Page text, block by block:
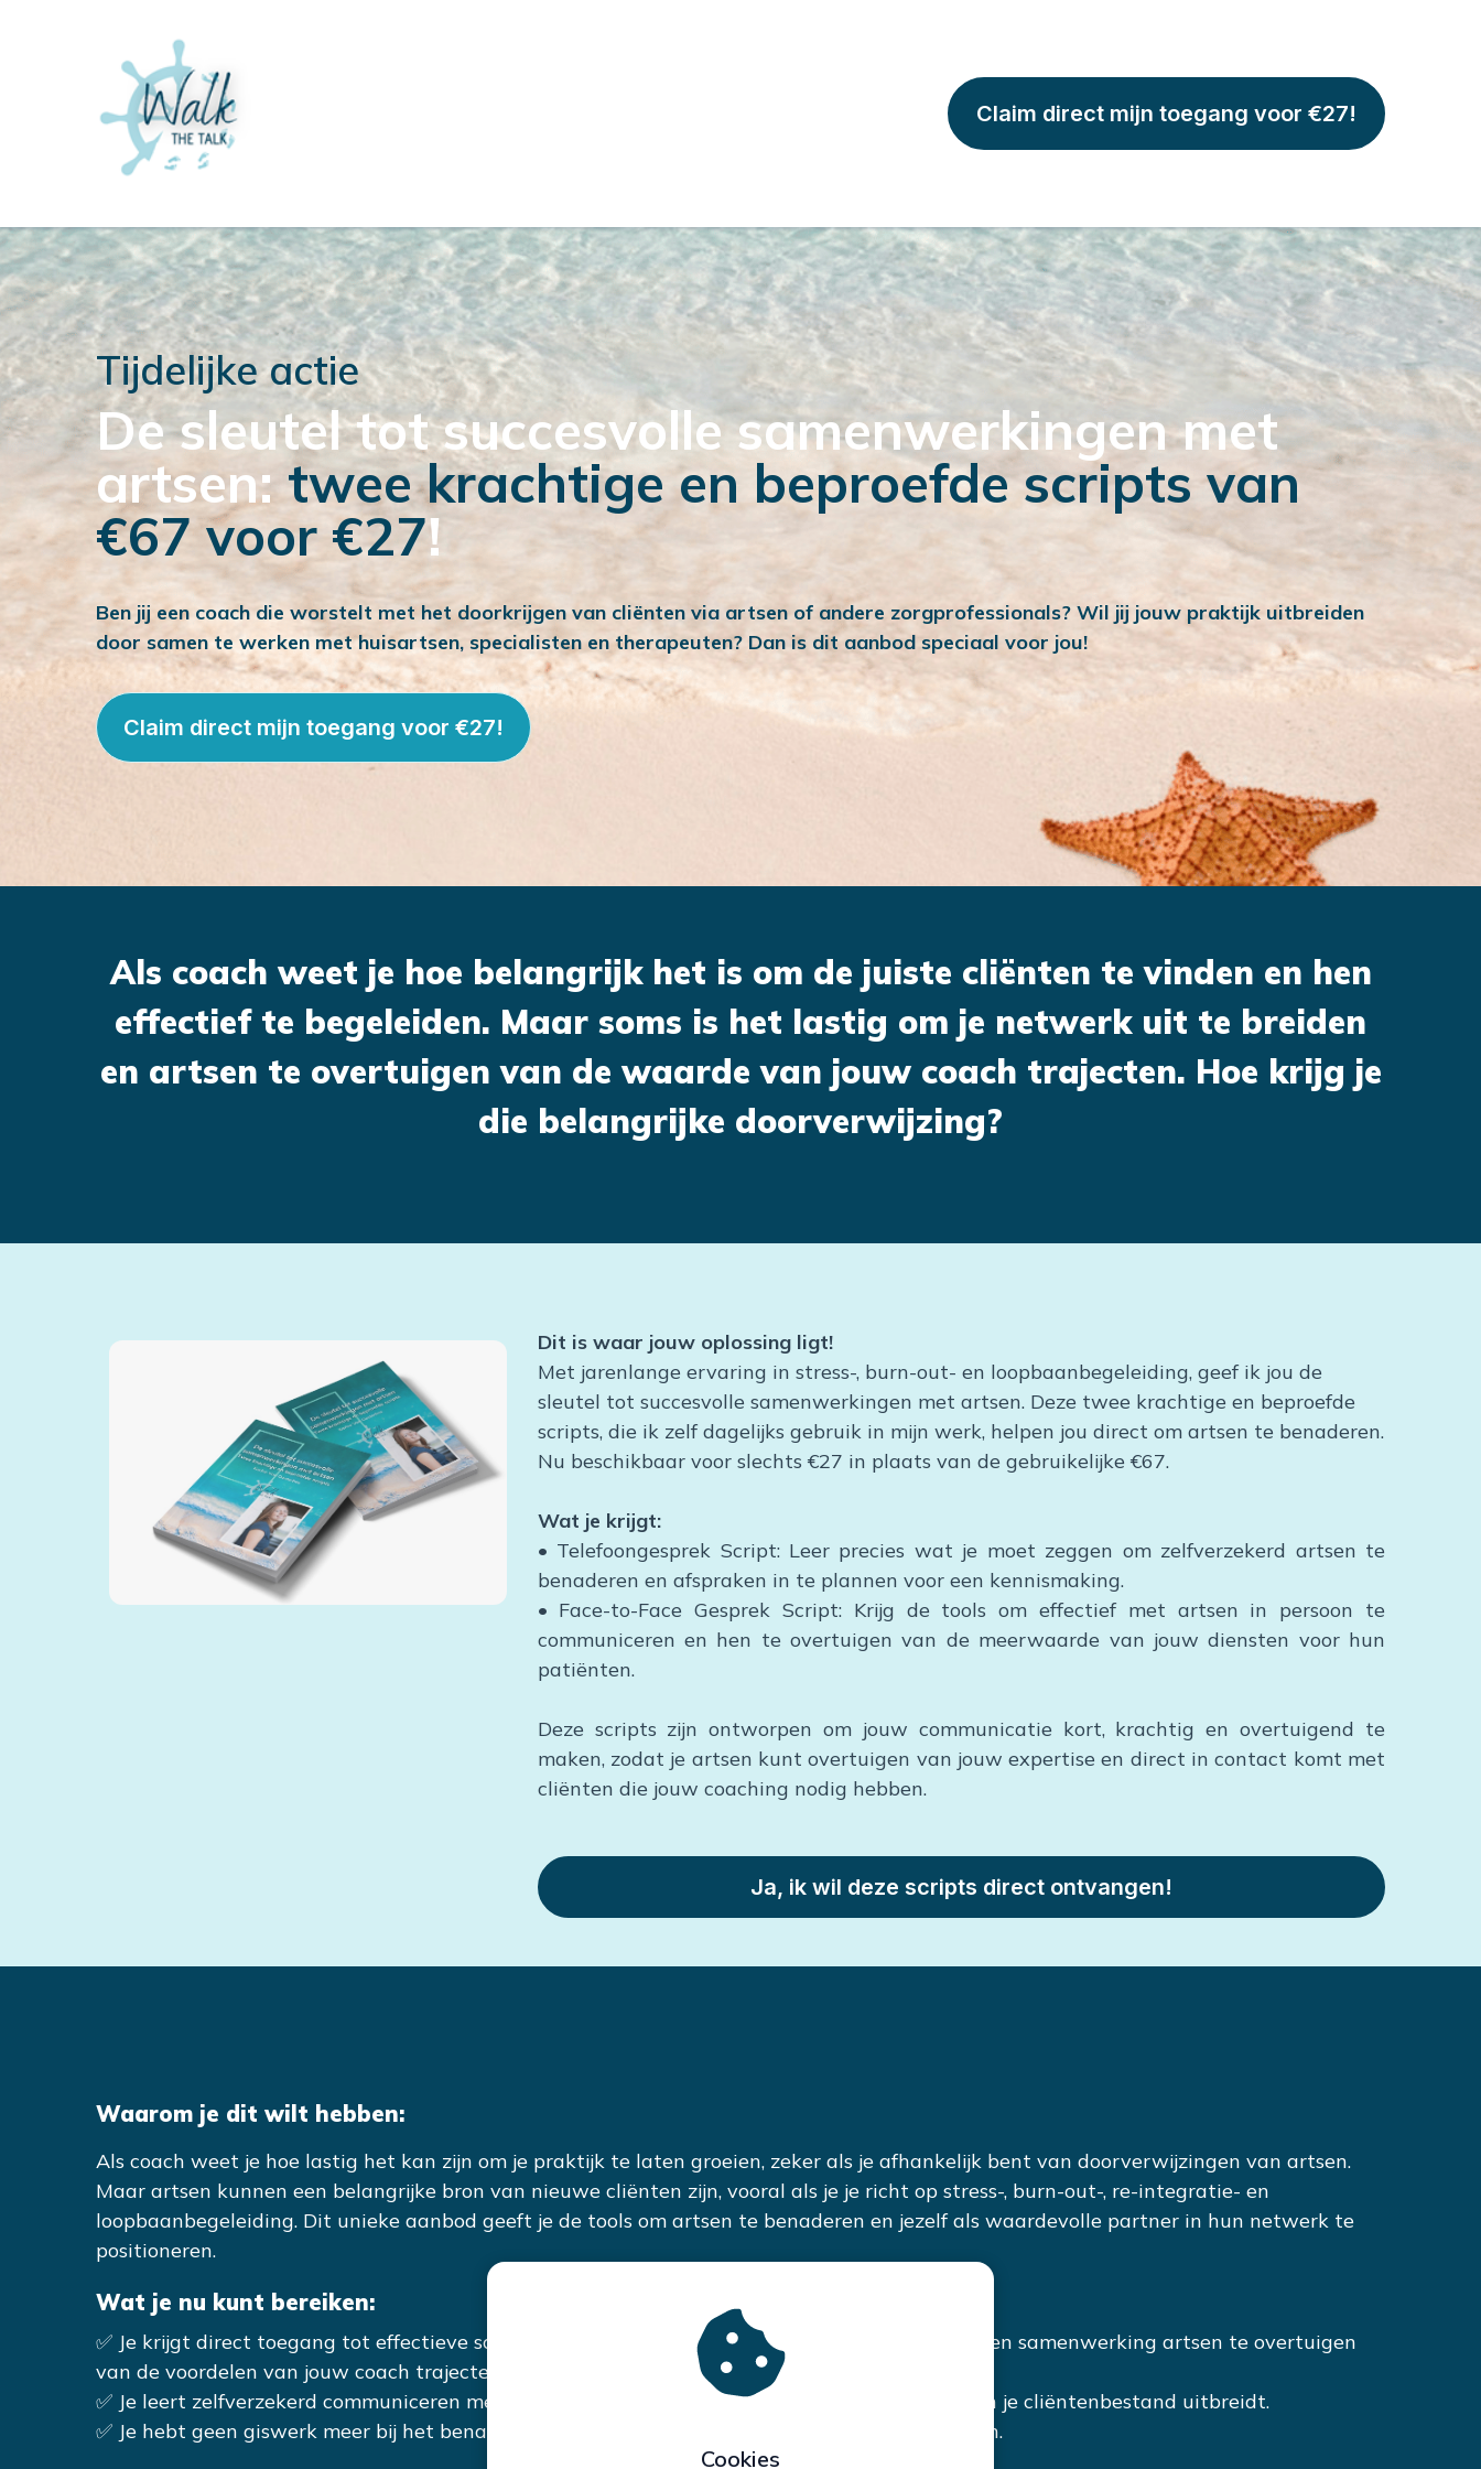
Claim direct mijn toegang voor €27!
Tijdelijke actie
De sleutel tot succesvolle samenwerkingen met
artsen:twee krachtige en beproefde scripts van
€67 voor €27!
Ben jij een coach die worstelt met het doorkrijgen van cliënten via artsen of andere zorgprofessionals? Wil jij jouw praktijk uitbreiden
door samen te werken met huisartsen, specialisten en therapeuten? Dan is dit aanbod speciaal voor jou!
Claim direct mijn toegang voor €27!
Als coach weet je hoe belangrijk het is om de juiste cliënten te vinden en hen
effectief te begeleiden. Maar soms is het lastig om je netwerk uit te breiden
en artsen te overtuigen van de waarde van jouw coach trajecten. Hoe krijg je
die belangrijke doorverwijzing?
Dit is waar jouw oplossing ligt!
Met jarenlange ervaring in stress-, burn-out- en loopbaanbegeleiding, geef ik jou de
sleutel tot succesvolle samenwerkingen met artsen. Deze twee krachtige en beproefde
scripts, die ik zelf dagelijks gebruik in mijn werk, helpen jou direct om artsen te benaderen.
Nu beschikbaar voor slechts €27 in plaats van de gebruikelijke €67.
Wat je krijgt:
• Telefoongesprek Script: Leer precies wat je moet zeggen om zelfverzekerd artsen te
benaderen en afspraken in te plannen voor een kennismaking.
• Face-to-Face Gesprek Script: Krijg de tools om effectief met artsen in persoon te
communiceren en hen te overtuigen van de meerwaarde van jouw diensten voor hun
patiënten.
Deze scripts zijn ontworpen om jouw communicatie kort, krachtig en overtuigend te
maken, zodat je artsen kunt overtuigen van jouw expertise en direct in contact komt met
cliënten die jouw coaching nodig hebben.
Ja, ik wil deze scripts direct ontvangen!
Waarom je dit wilt hebben:
Als coach weet je hoe lastig het kan zijn om je praktijk te laten groeien, zeker als je afhankelijk bent van doorverwijzingen van artsen.
Maar artsen kunnen een belangrijke bron van nieuwe cliënten zijn, vooral als je je richt op stress-, burn-out-, re-integratie- en
loopbaanbegeleiding. Dit unieke aanbod geeft je de tools om artsen te benaderen en jezelf als waardevolle partner in hun netwerk te
positioneren.
Wat je nu kunt bereiken:
✅ Je krijgt direct toegang tot effectieve scripts die je helpen om vanuit verbinding, herkenning en samenwerking artsen te overtuigen
van de voordelen van jouw coach trajecten
✅ Je leert zelfverzekerd communiceren met artsen, zodat je meer doorverwijzingen ontvangt en je cliëntenbestand uitbreidt.
✅ Je hebt geen giswerk meer bij het benaderen van artsen – deze scripts zorgen voor resultaten.
Cookies